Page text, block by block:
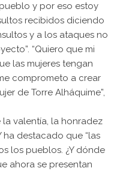
y por eso estoy
recibidos diciendo
y a los ataques no
“Quiero que mi
las mujeres tengan
comprometo a crear
de Torre Alháquime”,
la valentía, la honradez
ha destacado que “las
los pueblos. ¿Y dónde
ahora se presentan